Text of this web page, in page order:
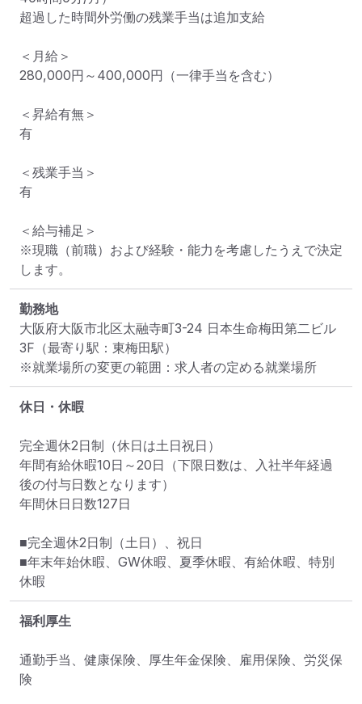
超過した時間外労働の残業手当は追加支給
＜月給＞
280,000円～400,000円（一律手当を含む）
＜昇給有無＞
有
＜残業手当＞
有
＜給与補足＞
※現職（前職）および経験・能力を考慮したうえで決定
します。
勤務地
大阪府大阪市北区太融寺町3-24 日本生命梅田第二ビル
3F （最寄り駅：東梅田駅）
※就業場所の変更の範囲：求人者の定める就業場所
休日・休暇
完全週休2日制（休日は土日祝日）
年間有給休暇10日～20日（下限日数は、入社半年経過
後の付与日数となります）
年間休日日数127日
■完全週休2日制（土日）、祝日
■年末年始休暇、GW休暇、夏季休暇、有給休暇、特別
休暇
福利厚生
通勤手当、健康保険、厚生年金保険、雇用保険、労災保
険